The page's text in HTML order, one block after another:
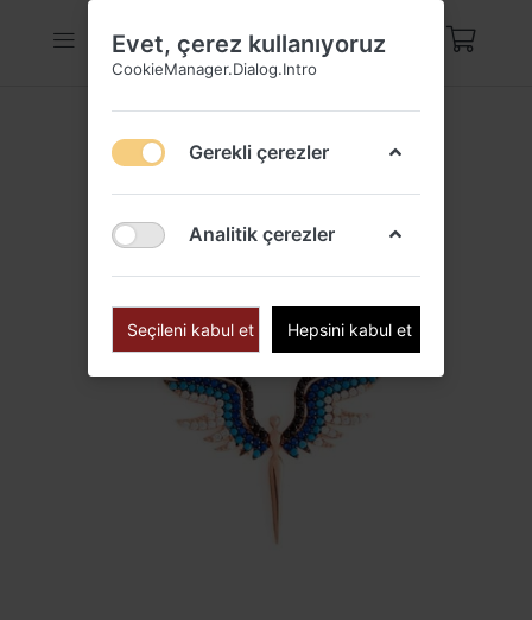
Evet, çerez kullanıyoruz
CookieManager.Dialog.Intro
Gerekli çerezler
Analitik çerezler
Seçileni kabul et Hepsini kabul et